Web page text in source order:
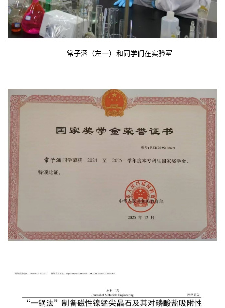
常子涵（左一）和同学们在实验室